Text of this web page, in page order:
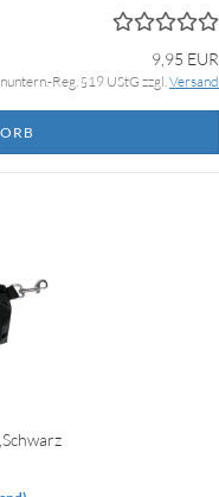
9,95 EUR
Reg. §19 UStG zzgl.Versand